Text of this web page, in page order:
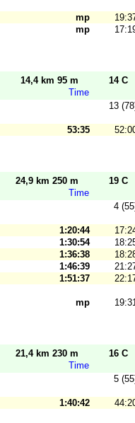
mp
mp
14,4 km 95 m
14 C
Time
13
53:35
24,9 km 250 m
19 C
Time
4
1:20:44
1:30:54
1:36:38
1:46:39
1:51:37
mp
21,4 km 230 m
16 C
Time
5
1:40:42